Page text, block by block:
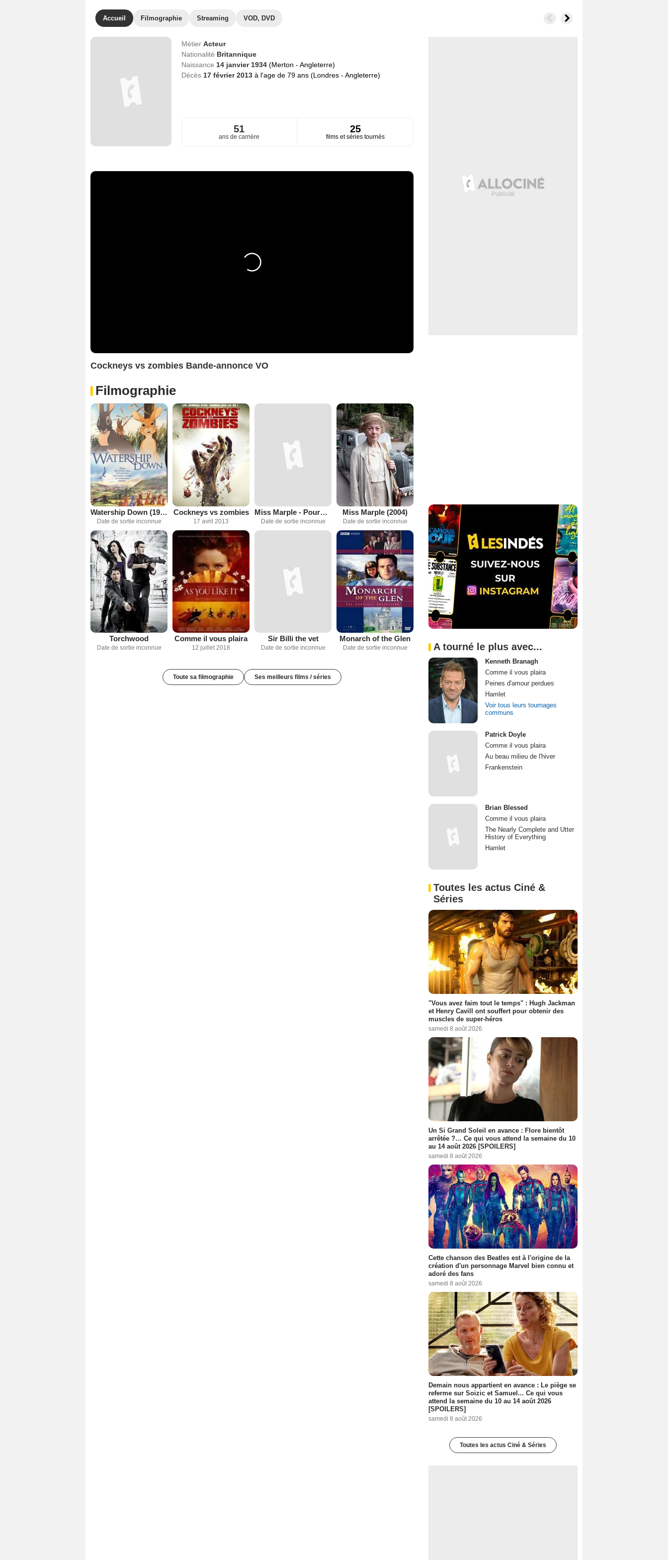
Accueil Filmographie Streaming VOD, DVD
Métier Acteur
Nationalité Britannique
Naissance 14 janvier 1934 (Merton - Angleterre)
Décès 17 février 2013 à l'age de 79 ans (Londres - Angleterre)
51
ans de carrière
25
films et séries tournés
Cockneys vs zombies Bande-annonce VO
Filmographie
Watership Down (1999)
Date de sortie inconnue
Cockneys vs zombies
17 avril 2013
Miss Marple - Pourquoi pas Evans?
Date de sortie inconnue
Miss Marple (2004)
Date de sortie inconnue
Torchwood
Date de sortie inconnue
Comme il vous plaira
12 juillet 2018
Sir Billi the vet
Date de sortie inconnue
Monarch of the Glen
Date de sortie inconnue
Toute sa filmographie Ses meilleurs films / séries
A tourné le plus avec...
Kenneth Branagh
Comme il vous plaira
Peines d'amour perdues
Hamlet
Voir tous leurs tournages
communs
Patrick Doyle
Comme il vous plaira
Au beau milieu de l'hiver
Frankenstein
Brian Blessed
Comme il vous plaira
The Nearly Complete and Utter
History of Everything
Hamlet
Toutes les actus Ciné &
Séries
"Vous avez faim tout le temps" : Hugh Jackman
et Henry Cavill ont souffert pour obtenir des
muscles de super-héros
samedi 8 août 2026
Un Si Grand Soleil en avance : Flore bientôt
arrêtée ?… Ce qui vous attend la semaine du 10
au 14 août 2026 [SPOILERS]
samedi 8 août 2026
Cette chanson des Beatles est à l'origine de la
création d'un personnage Marvel bien connu et
adoré des fans
samedi 8 août 2026
Demain nous appartient en avance : Le piège se
referme sur Soizic et Samuel... Ce qui vous
attend la semaine du 10 au 14 août 2026
[SPOILERS]
samedi 8 août 2026
Toutes les actus Ciné & Séries